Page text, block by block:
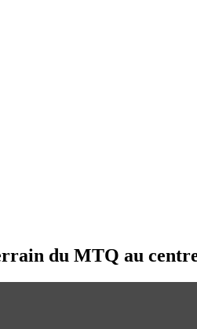
du MTQ au